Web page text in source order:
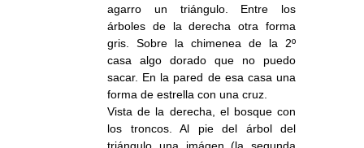
agarro un triángulo. Entre los
árboles de la derecha otra forma
gris. Sobre la chimenea de la 2º
casa algo dorado que no puedo
sacar. En la pared de esa casa una
forma de estrella con una cruz.
Vista de la derecha, el bosque con
los troncos. Al pie del árbol del